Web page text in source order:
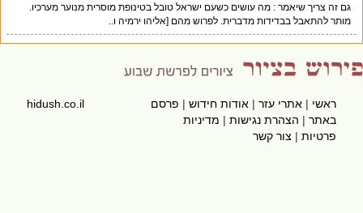
גם זה צריך שיאמר : מה עושים כשעם ישראל טובל בטינופת מוסרית מנוער מערכיו.
מותר להתאבל בבדידות מדברית. לפרוש מהם [אליהו ירמיה ו..
ראשי|אתרי עזר|אודות חידוש|פרסם
באתר|הצהרת נגישות|מדיניות
פרטיות|צור קשר
hidush.co.il